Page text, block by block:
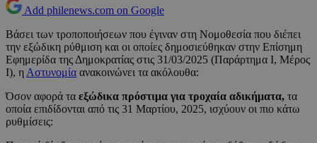
Add philenews.com on Google
Βάσει των τροποποιήσεων που έγιναν στη Νομοθεσία που διέπει
την εξώδικη ρύθμιση και οι οποίες δημοσιεύθηκαν στην Επίσημη
Εφημερίδα της Δημοκρατίας στις 31/03/2025 (Παράρτημα Ι, Μέρος
Ι), η Αστυνομία ανακοινώνει τα ακόλουθα:
Όσον αφορά τα εξώδικα πρόστιμα για τροχαία αδικήματα, τα
οποία επιδίδονται από τις 31 Μαρτίου, 2025, ισχύουν οι πιο κάτω
ρυθμίσεις: